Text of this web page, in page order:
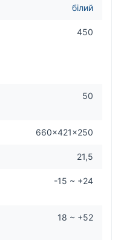
білий
450
50
660×421×250
21,5
-15 ~ +24
18 ~ +52